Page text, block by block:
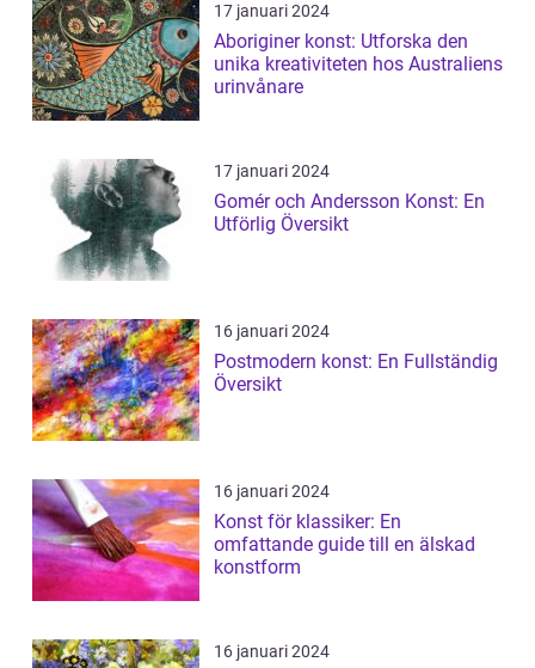
17 januari 2024
Aboriginer konst: Utforska den
unika kreativiteten hos Australiens
urinvånare
17 januari 2024
Gomér och Andersson Konst: En
Utförlig Översikt
16 januari 2024
Postmodern konst: En Fullständig
Översikt
16 januari 2024
Konst för klassiker: En
omfattande guide till en älskad
konstform
16 januari 2024